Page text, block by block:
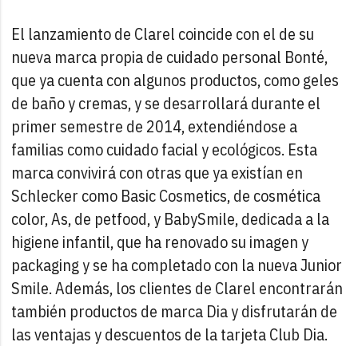
El lanzamiento de Clarel coincide con el de su
nueva marca propia de cuidado personal Bonté,
que ya cuenta con algunos productos, como geles
de baño y cremas, y se desarrollará durante el
primer semestre de 2014, extendiéndose a
familias como cuidado facial y ecológicos. Esta
marca convivirá con otras que ya existían en
Schlecker como Basic Cosmetics, de cosmética
color, As, de petfood, y BabySmile, dedicada a la
higiene infantil, que ha renovado su imagen y
packaging y se ha completado con la nueva Junior
Smile. Además, los clientes de Clarel encontrarán
también productos de marca Dia y disfrutarán de
las ventajas y descuentos de la tarjeta Club Dia.